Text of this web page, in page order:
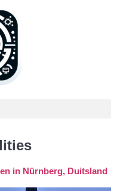
in Nürnberg, Duitsland